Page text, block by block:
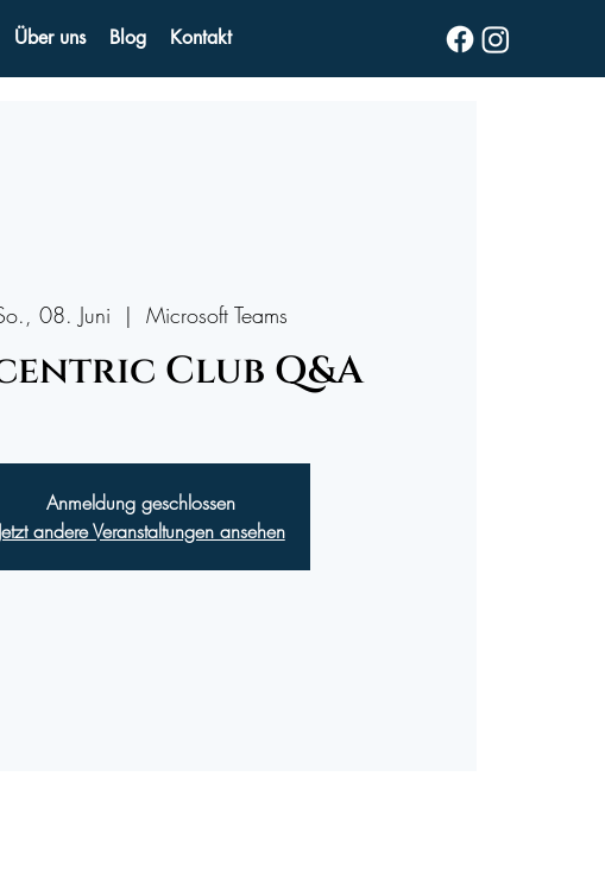
Über uns Blog Kontakt
08. Juni
  |
Microsoft Teams
Club Q&A
Anmeldung geschlossen
Jetzt andere Veranstaltungen ansehen